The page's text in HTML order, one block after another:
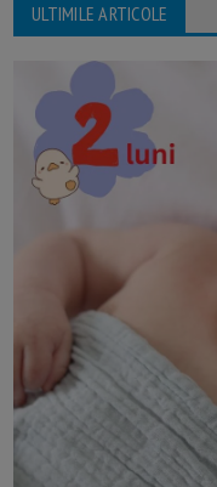
ULTIMILE ARTICOLE